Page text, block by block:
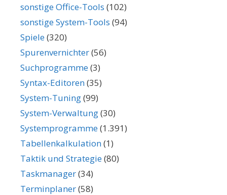
sonstige Office-Tools (102)
sonstige System-Tools (94)
Spiele(320)
Spurenvernichter(56)
Suchprogramme(3)
Syntax-Editoren(35)
System-Tuning(99)
System-Verwaltung(30)
Systemprogramme(1.391)
Tabellenkalkulation(1)
Taktik und Strategie(80)
Taskmanager(34)
Terminplaner(58)